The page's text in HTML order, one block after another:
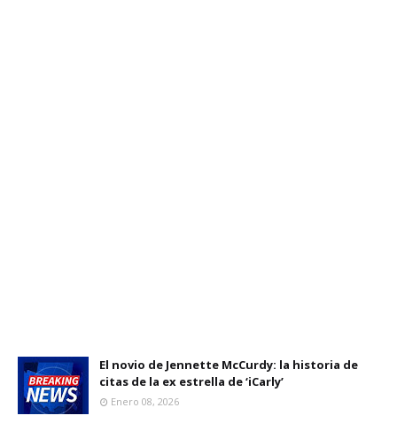
El novio de Jennette McCurdy: la historia de
citas de la ex estrella de ‘iCarly’
Enero 08, 2026